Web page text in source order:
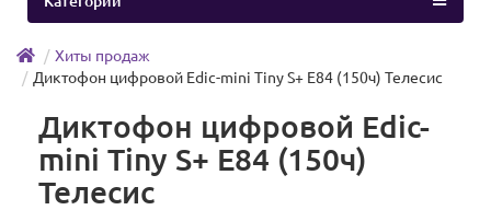
Хиты продаж
Диктофон цифровой Edic-mini Tiny S+ E84 (150ч) Телесис
Диктофон цифровой Edic-
mini Tiny S+ E84 (150ч)
Телесис